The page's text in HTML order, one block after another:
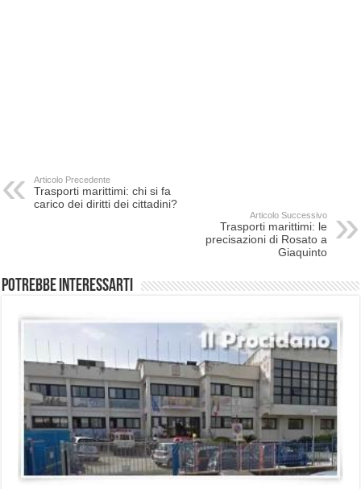
Articolo Precedente
Trasporti marittimi: chi si fa
carico dei diritti dei cittadini?
Articolo Successivo
Trasporti marittimi: le
precisazioni di Rosato a
Giaquinto
Potrebbe interessarti